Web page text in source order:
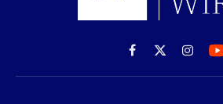
Facebook
X
(Twitter)